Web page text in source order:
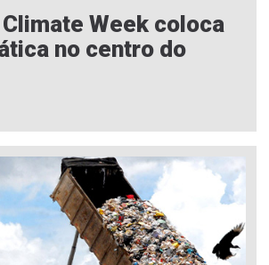
Week coloca
no centro do